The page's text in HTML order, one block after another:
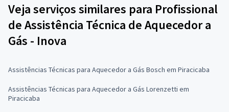
Veja serviços similares para Profissional
de Assistência Técnica de Aquecedor a
Gás - Inova
Assistências Técnicas para Aquecedor a Gás Bosch em Piracicaba
Assistências Técnicas para Aquecedor a Gás Lorenzetti em
Piracicaba